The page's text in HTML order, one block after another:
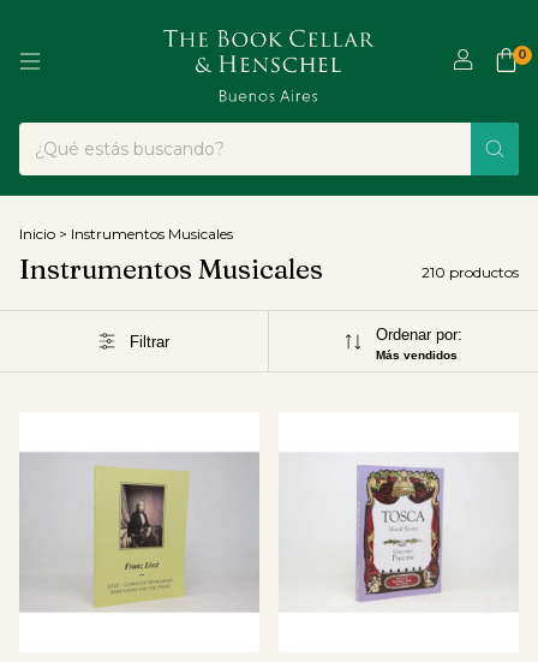
0
Inicio > Instrumentos Musicales
Instrumentos Musicales 210 productos
Filtrar Ordenar por:
Más vendidos